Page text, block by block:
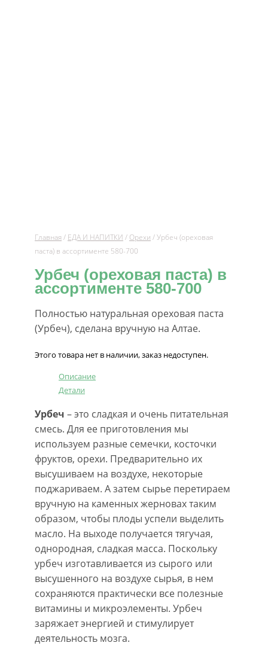
Главная / ЕДА И НАПИТКИ / Орехи / Урбеч (ореховая
паста) в ассортименте 580-700
Урбеч (ореховая паста) в
ассортименте 580-700
Полностью натуральная ореховая паста
(Урбеч), сделана вручную на Алтае.
Этого товара нет в наличии, заказ недоступен.
Описание
Детали
Урбеч – это сладкая и очень питательная
смесь. Для ее приготовления мы
используем разные семечки, косточки
фруктов, орехи. Предварительно их
высушиваем на воздухе, некоторые
поджариваем. А затем сырье перетираем
вручную на каменных жерновах таким
образом, чтобы плоды успели выделить
масло. На выходе получается тягучая,
однородная, сладкая масса. Поскольку
урбеч изготавливается из сырого или
высушенного на воздухе сырья, в нем
сохраняются практически все полезные
витамины и микроэлементы. Урбеч
заряжает энергией и стимулирует
деятельность мозга.